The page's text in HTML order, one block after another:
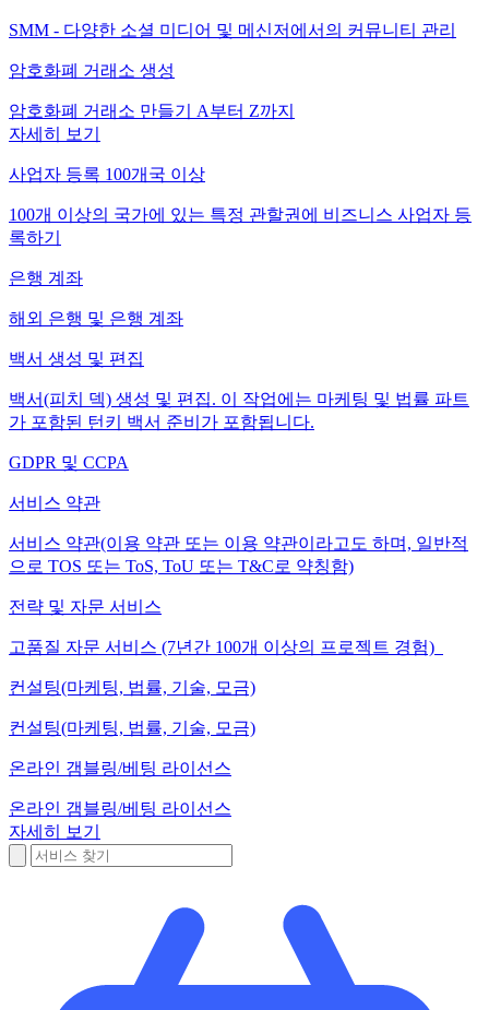
SMM - 다양한 소셜 미디어 및 메신저에서의 커뮤니티 관리
암호화폐 거래소 생성
암호화폐 거래소 만들기 A부터 Z까지
자세히 보기
사업자 등록 100개국 이상
100개 이상의 국가에 있는 특정 관할권에 비즈니스 사업자 등
록하기
은행 계좌
해외 은행 및 은행 계좌
백서 생성 및 편집
백서(피치 덱) 생성 및 편집. 이 작업에는 마케팅 및 법률 파트
가 포함된 턴키 백서 준비가 포함됩니다.
GDPR 및 CCPA
서비스 약관
서비스 약관(이용 약관 또는 이용 약관이라고도 하며, 일반적
으로 TOS 또는 ToS, ToU 또는 T&C로 약칭함)
전략 및 자문 서비스
고품질 자문 서비스 (7년간 100개 이상의 프로젝트 경험)
컨설팅(마케팅, 법률, 기술, 모금)
컨설팅(마케팅, 법률, 기술, 모금)
온라인 갬블링/베팅 라이선스
온라인 갬블링/베팅 라이선스
자세히 보기